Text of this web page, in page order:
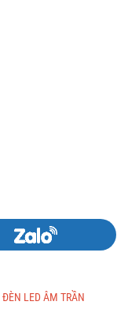
ĐÈN LED ÂM TRẦN